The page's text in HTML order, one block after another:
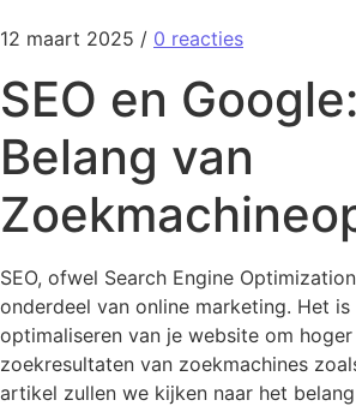
12 maart 2025 / 0 reacties
SEO en
Belang van
SEO, ofwel Search Engine
onderdeel van online marketing. Het
optimaliseren van je website om
zoekresultaten van zoekmachines
artikel zullen we kijken naar het